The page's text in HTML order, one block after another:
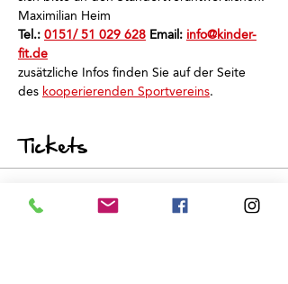
Maximilian Heim
Tel.: 0151/ 51 029 628 Email: info@kinder-
fit.de
zusätzliche Infos finden Sie auf der Seite
des kooperierenden Sportvereins.
Tickets
Sale ended